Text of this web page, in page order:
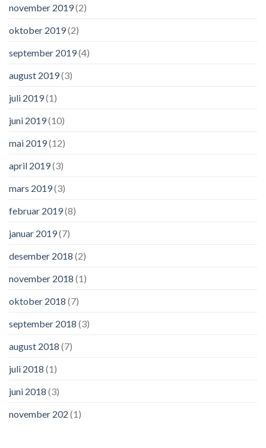
november 2019(2)
oktober 2019(2)
september 2019(4)
august 2019(3)
juli 2019(1)
juni 2019(10)
mai 2019(12)
april 2019(3)
mars 2019(3)
februar 2019(8)
januar 2019(7)
desember 2018 (2)
november 2018 (1)
oktober 2018 (7)
september 2018 (3)
august 2018 (7)
juli 2018 (1)
juni 2018 (3)
november 202 (1)